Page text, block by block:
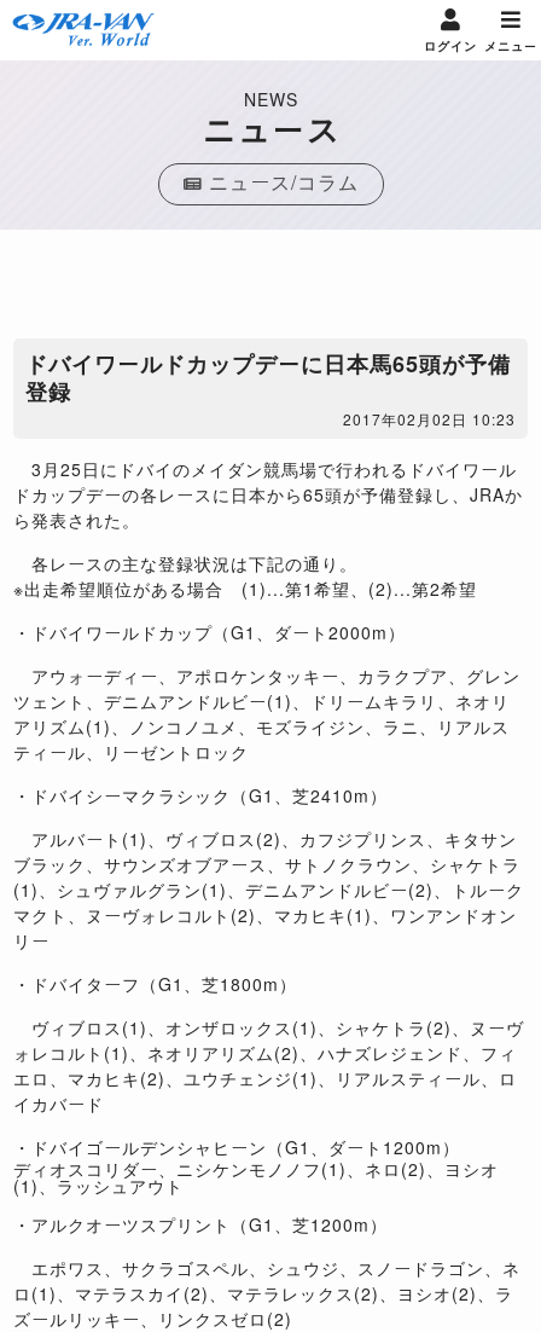
ログイン メニュー
NEWS
ニュース
ニュース/コラム
ドバイワールドカップデーに日本馬65頭が予備
登録
2017年02月02日 10:23
3月25日にドバイのメイダン競馬場で行われるドバイワール
ドカップデーの各レースに日本から65頭が予備登録し、JRAか
ら発表された。
各レースの主な登録状況は下記の通り。
※出走希望順位がある場合 (1)...第1希望、(2)...第2希望
・ドバイワールドカップ（G1、ダート2000m）
アウォーディー、アポロケンタッキー、カラクプア、グレン
ツェント、デニムアンドルビー(1)、ドリームキラリ、ネオリ
アリズム(1)、ノンコノユメ、モズライジン、ラニ、リアルス
ティール、リーゼントロック
・ドバイシーマクラシック（G1、芝2410m）
アルバート(1)、ヴィブロス(2)、カフジプリンス、キタサン
ブラック、サウンズオブアース、サトノクラウン、シャケトラ
(1)、シュヴァルグラン(1)、デニムアンドルビー(2)、トルーク
マクト、ヌーヴォレコルト(2)、マカヒキ(1)、ワンアンドオン
リー
・ドバイターフ（G1、芝1800m）
ヴィブロス(1)、オンザロックス(1)、シャケトラ(2)、ヌーヴ
ォレコルト(1)、ネオリアリズム(2)、ハナズレジェンド、フィ
エロ、マカヒキ(2)、ユウチェンジ(1)、リアルスティール、ロ
イカバード
・ドバイゴールデンシャヒーン（G1、ダート1200m）
ディオスコリダー、ニシケンモノノフ(1)、ネロ(2)、ヨシオ
(1)、ラッシュアウト
・アルクオーツスプリント（G1、芝1200m）
エポワス、サクラゴスペル、シュウジ、スノードラゴン、ネ
ロ(1)、マテラスカイ(2)、マテラレックス(2)、ヨシオ(2)、ラ
ズールリッキー、リンクスゼロ(2)